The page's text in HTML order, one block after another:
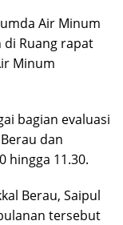
Air Minum
di Ruang rapat
Minum
bagian evaluasi
dan
hingga 11.30.
Berau, Saipul
tersebut